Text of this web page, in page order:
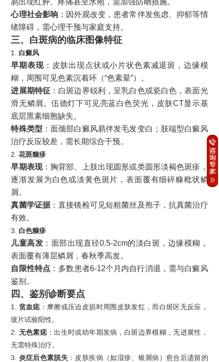
心理社会影响 ：因外观改变，患者常伴发焦虑、抑郁等情
绪障碍，需心理干预与家庭支持。
三、白斑病的临床图像特征
1. 白癜风
早期表现：皮肤出现点状或小片状色素减退斑，边缘模
糊，周围可见色素沉着环（“色素晕”）。
进展期特征 ：白斑边界锐利，呈乳白色或瓷白色，表面光
滑无鳞屑。伍德灯下可见亮蓝白色荧光，皮肤CT显示基
底层黑素细胞缺失。
特殊类型 ：面颈部白癜风易伴发毛发变白；肢端型白癜风
治疗反应较差，需长期综合干预。
2.花斑糠疹
早期表现：胸背部、上肢出现圆形或类圆形淡褐色斑疹，
逐渐发展为白色或淡黄色斑片，表面覆有细碎糠秕状鳞
屑。
真菌学证据：直接镜检可见短粗菌丝及孢子，抗真菌治疗
有效。
3. 白色糠疹
儿童高发 ：面部出现直径0.5-2cm的淡白斑，边缘模糊，
表面覆有薄层鳞屑，春秋季高发。
自限性特点 ：多数患者6-12个月内自行消退，需与白癜风
鉴别。
四、鉴别诊断要点
1. 贫血痣 ：摩擦或压迫皮损时周围皮肤发红，而白斑区无反应，
玻片试验阳性。
2. 无色素痣 ：出生时或幼年期发病，白斑边界模糊，无进展性，
无需特殊治疗。
3. 炎症后色素脱失 ：皮肤疾病（如湿疹、银屑病）愈合后遗留的